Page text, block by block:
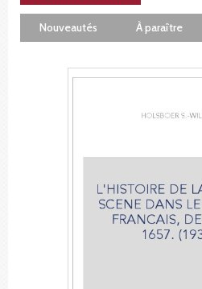
Nouveautés À paraître